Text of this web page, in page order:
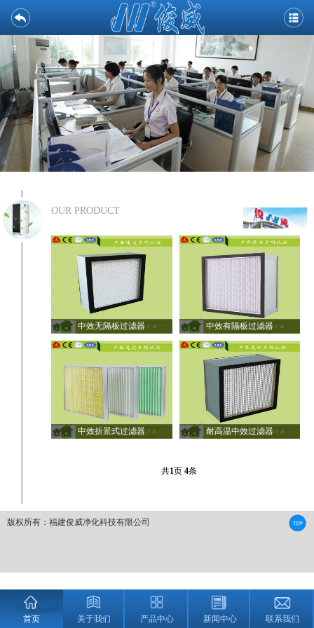
OUR PRODUCT
中效无隔板过滤器 中效有隔板过滤器
中效折景式过滤器 耐高温中效过滤器
共1页 4条
版权所有：福建俊威净化科技有限公司
首页 关于我们 产品中心 新闻中心 联系我们